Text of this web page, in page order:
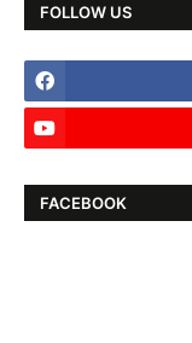
FOLLOW US
FACEBOOK